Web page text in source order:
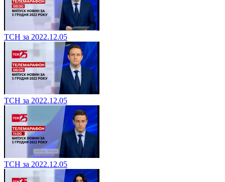
ТСН за 2022.12.05
ТСН за 2022.12.05
ТСН за 2022.12.05